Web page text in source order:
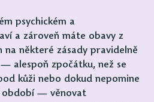
psychickém a
a zároveň máte obavy z
na některé zásady pravidelně
alespoň zpočátku, než se
kůži nebo dokud nepomine
období — věnovat